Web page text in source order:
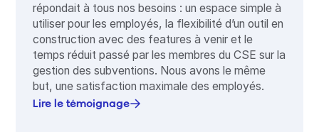
répondait à tous nos besoins : un espace simple à
utiliser pour les employés, la flexibilité d’un outil en
construction avec des features à venir et le
temps réduit passé par les membres du CSE sur la
gestion des subventions. Nous avons le même
but, une satisfaction maximale des employés.
Lire le témoignage